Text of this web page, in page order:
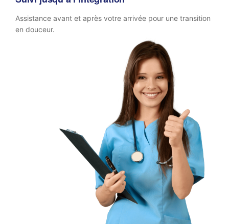
Assistance avant et après votre arrivée pour une transition
en douceur.